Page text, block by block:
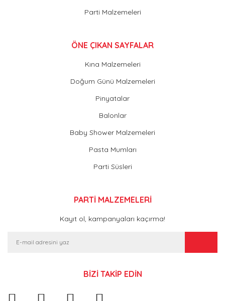
Parti Malzemeleri
ÖNE ÇIKAN SAYFALAR
Kına Malzemeleri
Doğum Günü Malzemeleri
Pinyatalar
Balonlar
Baby Shower Malzemeleri
Pasta Mumları
Parti Süsleri
PARTİ MALZEMELERİ
Kayıt ol, kampanyaları kaçırma!
BİZİ TAKİP EDİN